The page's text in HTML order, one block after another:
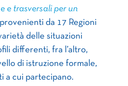
e trasversali per un
provenienti da 17 Regioni
delle situazioni
differenti, fra l’altro,
di istruzione formale,
a cui partecipano.